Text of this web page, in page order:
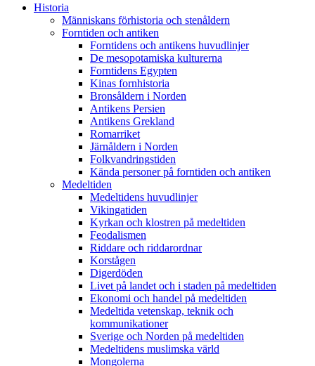
Historia
Människans förhistoria och stenåldern
Forntiden och antiken
Forntidens och antikens huvudlinjer
De mesopotamiska kulturerna
Forntidens Egypten
Kinas fornhistoria
Bronsåldern i Norden
Antikens Persien
Antikens Grekland
Romarriket
Järnåldern i Norden
Folkvandringstiden
Kända personer på forntiden och antiken
Medeltiden
Medeltidens huvudlinjer
Vikingatiden
Kyrkan och klostren på medeltiden
Feodalismen
Riddare och riddarordnar
Korstågen
Digerdöden
Livet på landet och i staden på medeltiden
Ekonomi och handel på medeltiden
Medeltida vetenskap, teknik och
kommunikationer
Sverige och Norden på medeltiden
Medeltidens muslimska värld
Mongolerna